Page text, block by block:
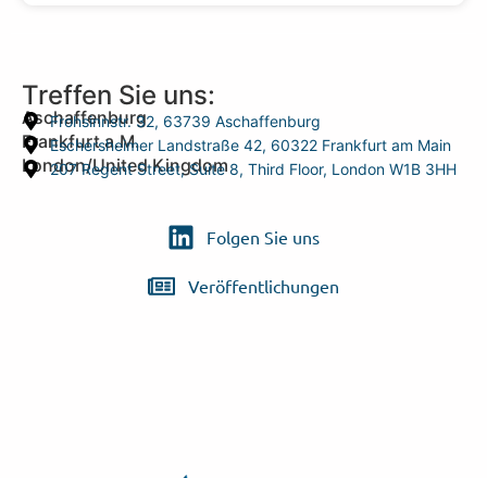
Treffen Sie uns:
Aschaffenburg
Frohsinnstr. 32, 63739 Aschaffenburg
Frankfurt a.M.
Eschersheimer Landstraße 42, 60322 Frankfurt am Main
London/United Kingdom
207 Regent Street, Suite 8, Third Floor, London W1B 3HH
Folgen Sie uns
Veröffentlichungen